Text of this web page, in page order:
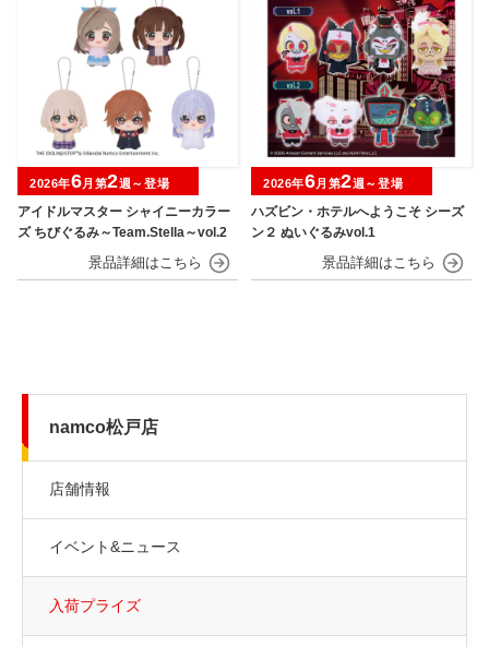
アイドルマスター シャイニーカラー
ズ ちびぐるみ～Team.Stella～vol.2
2026年6月第2週～登場
ハズビン・ホテルへようこそ シーズ
ン２ ぬいぐるみvol.1
2026年6月第2週～登場
namco松戸店
店舗情報
イベント&ニュース
入荷プライズ